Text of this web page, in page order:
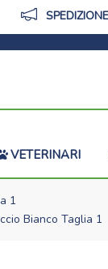
VETERINARI
1
Bianco Taglia 1